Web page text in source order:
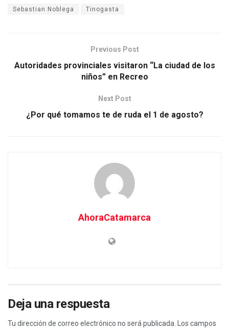
Sebastian Noblega Tinogasta
Previous Post
Autoridades provinciales visitaron “La ciudad de los
niños” en Recreo
Next Post
¿Por qué tomamos te de ruda el 1 de agosto?
AhoraCatamarca
Deja una respuesta
Tu dirección de correo electrónico no será publicada. Los campos